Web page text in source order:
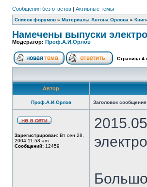
Сообщения без ответов | Активные темы
Список форумов » Материалы Антона Орлова »
Намечены выпуски
Модератор: Проф.А.И.Орлов
Страница 4
Автор
Проф.А.И.Орлов Заголовок
Зарегистрирован: Вт сен 28,
2004 11:58 am
Сообщений: 12459